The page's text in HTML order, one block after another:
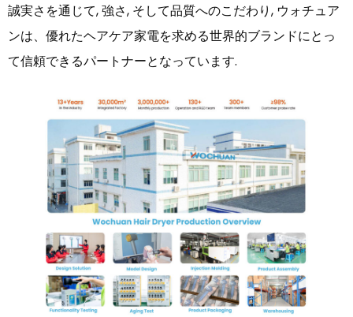
誠実さを通じて, 強さ, そして品質へのこだわり, ウォチュア
ンは、優れたヘアケア家電を求める世界的ブランドにとっ
て信頼できるパートナーとなっています.